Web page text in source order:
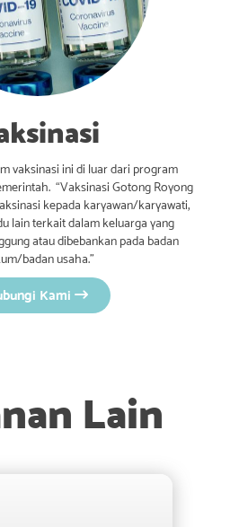
vaksinasi ini di luar dari program
“Vaksinasi Gotong Royong
kepada karyawan/karyawati,
lain terkait dalam keluarga yang
atau dibebankan pada badan
badan usaha.”
Kami
Lain